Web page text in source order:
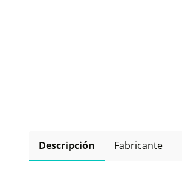
Descripción Fabricante